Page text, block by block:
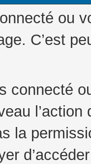
ou
C’est
connecté
la